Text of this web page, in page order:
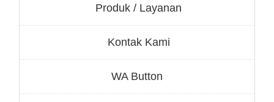
Produk / Layanan
Kontak Kami
WA Button